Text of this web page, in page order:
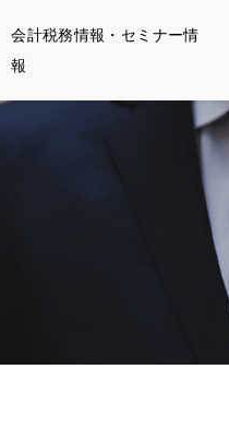
会計税務情報・セミナー情
報